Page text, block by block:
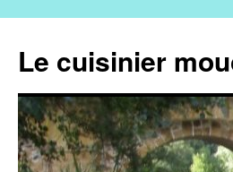
contenu
Le cuisinier